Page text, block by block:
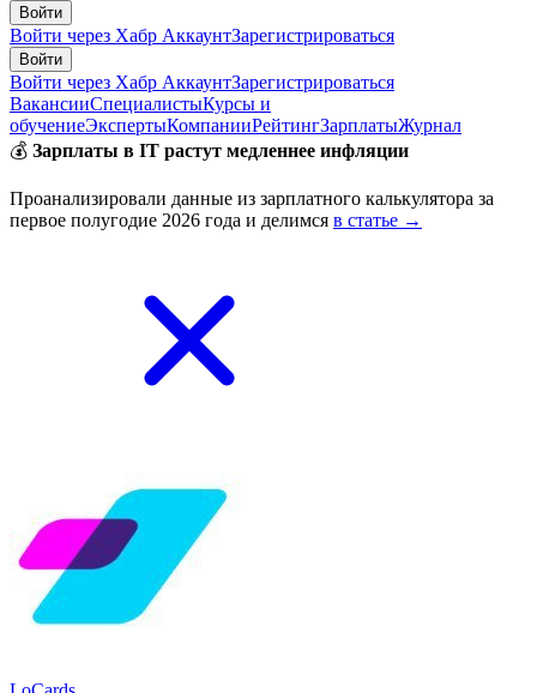
Войти
Войти через Хабр АккаунтЗарегистрироваться
Войти
Войти через Хабр АккаунтЗарегистрироваться
ВакансииСпециалистыКурсы и
обучениеЭкспертыКомпанииРейтингЗарплатыЖурнал
💰 Зарплаты в IT растут медленнее инфляции
Проанализировали данные из зарплатного калькулятора за
первое полугодие 2026 года и делимся в статье →